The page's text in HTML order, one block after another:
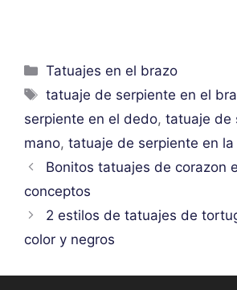
Categorías
Tatuajes en el brazo
Etiquetas
tatuaje de serpiente en el
serpiente en el dedo, tatuaje de
mano, tatuaje de serpiente en
Bonitos tatuajes de corazon
conceptos
2 estilos de tatuajes de
color y negros